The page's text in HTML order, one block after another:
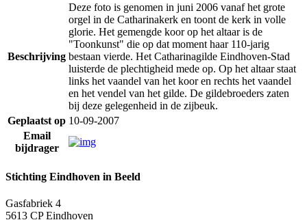
Beschrijving
Deze foto is genomen in juni 2006 vanaf het grote
orgel in de Catharinakerk en toont de kerk in volle
glorie. Het gemengde koor op het altaar is de
"Toonkunst" die op dat moment haar 110-jarig
bestaan vierde. Het Catharinagilde Eindhoven-Stad
luisterde de plechtigheid mede op. Op het altaar staat
links het vaandel van het koor en rechts het vaandel
en het vendel van het gilde. De gildebroeders zaten
bij deze gelegenheid in de zijbeuk.
Geplaatst op 10-09-2007
Email
bijdrager
Stichting Eindhoven in Beeld
Gasfabriek 4
5613 CP Eindhoven